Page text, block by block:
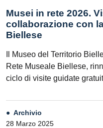
Musei in rete 2026.
collaborazione con
Biellese
Il Museo del Territorio
Rete Museale Biellese,
ciclo di visite guidate
Archivio
28 Marzo 2025